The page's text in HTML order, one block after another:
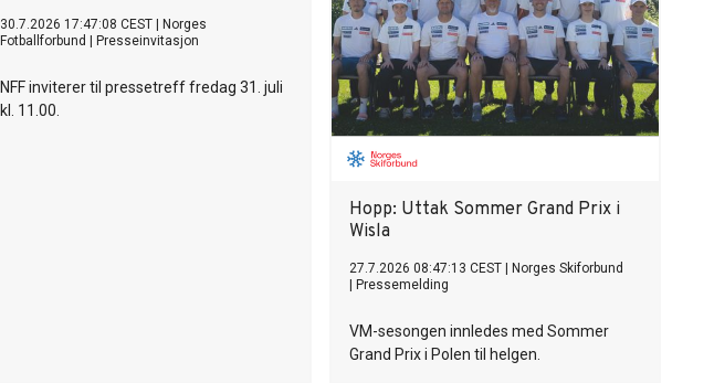
30.7.2026 17:47:08 CEST
Norges
Fotballforbund
Presseinvitasjon
NFF inviterer til pressetreff fredag 31. juli
kl. 11.00.
Hopp: Uttak Sommer Grand Prix i
Wisla
27.7.2026 08:47:13 CEST
Norges Skiforbund
Pressemelding
VM-sesongen innledes med Sommer
Grand Prix i Polen til helgen.